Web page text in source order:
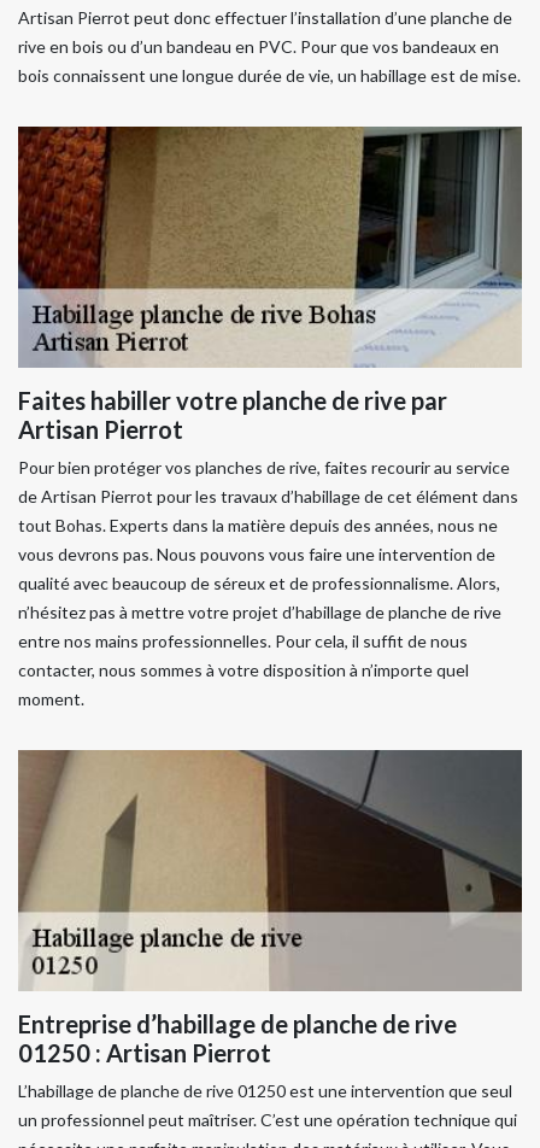
Artisan Pierrot peut donc effectuer l’installation d’une planche de
rive en bois ou d’un bandeau en PVC. Pour que vos bandeaux en
bois connaissent une longue durée de vie, un habillage est de mise.
Faites habiller votre planche de rive par
Artisan Pierrot
Pour bien protéger vos planches de rive, faites recourir au service
de Artisan Pierrot pour les travaux d’habillage de cet élément dans
tout Bohas. Experts dans la matière depuis des années, nous ne
vous devrons pas. Nous pouvons vous faire une intervention de
qualité avec beaucoup de séreux et de professionnalisme. Alors,
n’hésitez pas à mettre votre projet d’habillage de planche de rive
entre nos mains professionnelles. Pour cela, il suffit de nous
contacter, nous sommes à votre disposition à n’importe quel
moment.
Entreprise d’habillage de planche de rive
01250 : Artisan Pierrot
L’habillage de planche de rive 01250 est une intervention que seul
un professionnel peut maîtriser. C’est une opération technique qui